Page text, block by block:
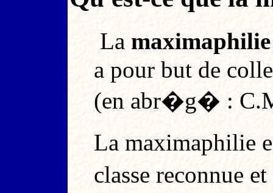
La maximaphilie
a pour but de
(en abr�g� :
La maximaphilie
classe reconnue et